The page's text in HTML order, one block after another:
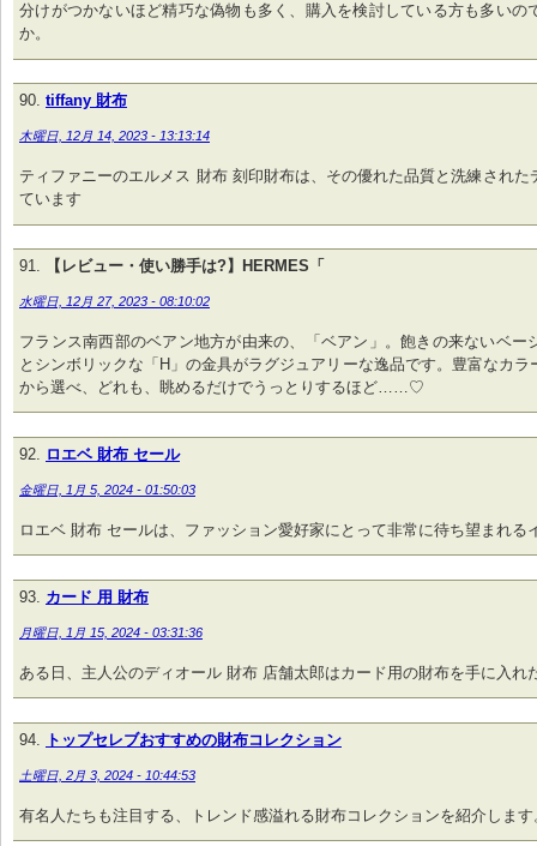
分けがつかないほど精巧な偽物も多く、購入を検討している方も多いの
か。
tiffany 財布
木曜日, 12月 14, 2023 - 13:13:14
ティファニーのエルメス 財布 刻印財布は、その優れた品質と洗練された
ています
【レビュー・使い勝手は?】HERMES「
水曜日, 12月 27, 2023 - 08:10:02
フランス南西部のベアン地方が由来の、「ベアン」。飽きの来ないベー
とシンボリックな「H」の金具がラグジュアリーな逸品です。豊富なカラ
から選べ、どれも、眺めるだけでうっとりするほど……♡
ロエベ 財布 セール
金曜日, 1月 5, 2024 - 01:50:03
ロエベ 財布 セールは、ファッション愛好家にとって非常に待ち望まれる
カード 用 財布
月曜日, 1月 15, 2024 - 03:31:36
ある日、主人公のディオール 財布 店舗太郎はカード用の財布を手に入れ
トップセレブおすすめの財布コレクション
土曜日, 2月 3, 2024 - 10:44:53
有名人たちも注目する、トレンド感溢れる財布コレクションを紹介します